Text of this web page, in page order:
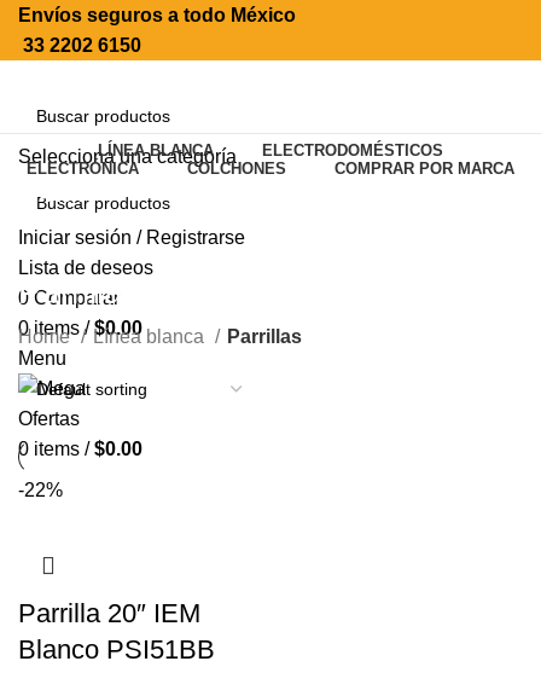
Envíos seguros a todo México
33 2202 6150
Selecciona una categoría
SEARCH
Iniciar sesión / Registrarse
Lista de deseos
0 Comparar
0items / $0.00
Menu
0 items / $0.00
LÍNEA BLANCA
ELECTRODOMÉSTICOS
ELECTRÓNICA
COLCHONES COMPRAR POR MARCA
Parrillas
Home Línea blanca Parrillas
-22%
Parrilla 20″ IEM
Blanco PSI51BB